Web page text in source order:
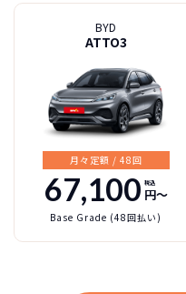
カーリースって
すよね？
総支払い金額
瞭然！
圧倒的な安さ
だけます。
新車に乗りた
ボーナスも
頭金・ボーナス払
月額以外は
金
たしかに安い
しょ？
所有の方がリスク
3年ごとに新
ーライフ
※車種により契約年数は異なります
BYD
ATTO3
月々定額 / 48回
67,100 税込
円〜
Base Grade (48回払い)